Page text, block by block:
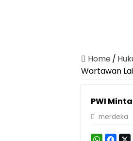
Home /
Wartawan
PWI
merdeka